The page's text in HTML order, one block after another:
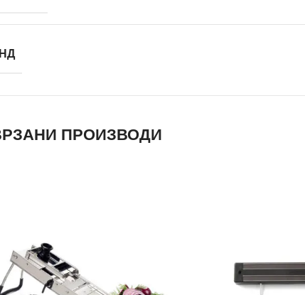
ПРОИЗВОДИ